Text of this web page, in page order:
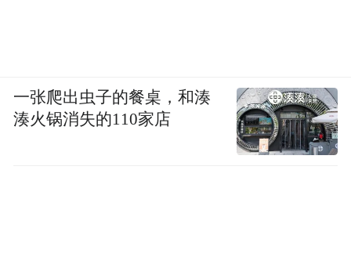
一张爬出虫子的餐桌，和湊
湊火锅消失的110家店